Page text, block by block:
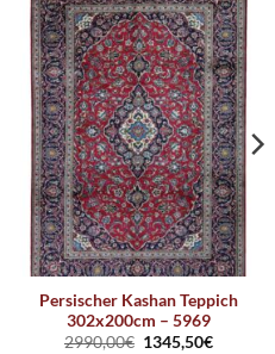
Persischer Kashan Teppich
302x200cm – 5969
2990,00€ 1345,50€